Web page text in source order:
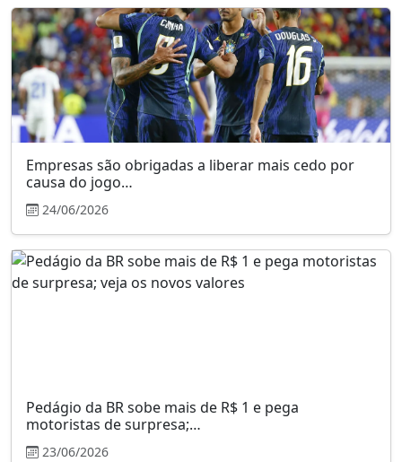
Empresas são obrigadas a liberar mais cedo por
causa do jogo…
24/06/2026
Pedágio da BR sobe mais de R$ 1 e pega
motoristas de surpresa;…
23/06/2026